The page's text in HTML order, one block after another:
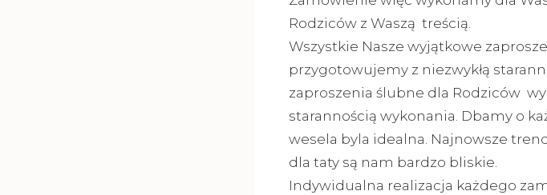
Rodziców z Waszą treścią.
Wszystkie Nasze wyjątkowe
przygotowujemy z niezwykłą
zaproszenia ślubne dla Rodziców
starannością wykonania. Dbamy o
wesela byla idealna. Najnowsze
dla taty są nam bardzo bliskie.
Indywidualna realizacja każdego